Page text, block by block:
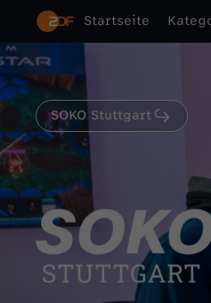
Startseite
SOKO Stuttgart